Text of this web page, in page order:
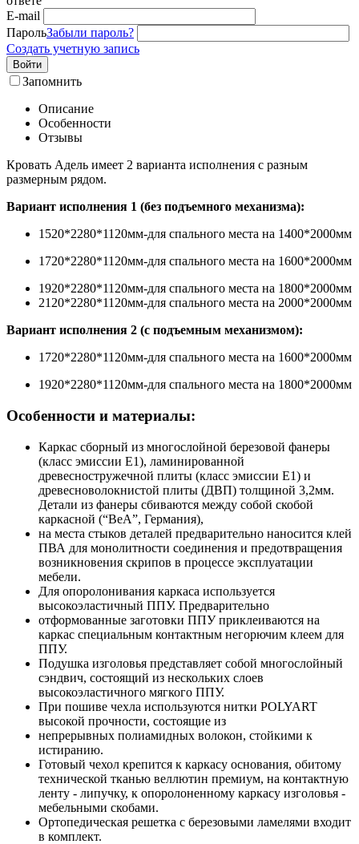
E-mail
ПарольЗабыли пароль?
Создать учетную запись
Войти
Запомнить
Описание
Особенности
Отзывы
Кровать Адель имеет 2 варианта исполнения с разным
размерным рядом.
Вариант исполнения 1 (без подъемного механизма):
1520*2280*1120мм-для спального места на 1400*2000мм
1720*2280*1120мм-для спального места на 1600*2000мм
1920*2280*1120мм-для спального места на 1800*2000мм
2120*2280*1120мм-для спального места на 2000*2000мм
Вариант исполнения 2 (с подъемным механизмом):
1720*2280*1120мм-для спального места на 1600*2000мм
1920*2280*1120мм-для спального места на 1800*2000мм
Особенности и материалы:
Каркас сборный из многослойной березовой фанеры
(класс эмиссии Е1), ламинированной
древесностружечной плиты (класс эмиссии Е1) и
древесноволокнистой плиты (ДВП) толщиной 3,2мм.
Детали из фанеры сбиваются между собой скобой
каркасной (“BeA”, Германия),
на места стыков деталей предварительно наносится клей
ПВА для монолитности соединения и предотвращения
возникновения скрипов в процессе эксплуатации
мебели.
Для опоролонивания каркаса используется
высокоэластичный ППУ. Предварительно
отформованные заготовки ППУ приклеиваются на
каркас специальным контактным негорючим клеем для
ППУ.
Подушка изголовья представляет собой многослойный
сэндвич, состоящий из нескольких слоев
высокоэластичного мягкого ППУ.
При пошиве чехла используются нитки POLYART
высокой прочности, состоящие из
непрерывных полиамидных волокон, стойкими к
истиранию.
Готовый чехол крепится к каркасу основания, обитому
технической тканью веллютин премиум, на контактную
ленту - липучку, к опоролоненному каркасу изголовья -
мебельными скобами.
Ортопедическая решетка с березовыми ламелями входит
в комплект.